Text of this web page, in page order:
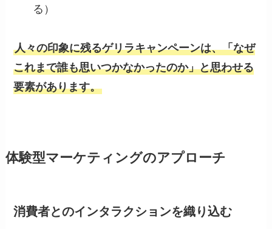
る）
人々の印象に残るゲリラキャンペーンは、「なぜ
これまで誰も思いつかなかったのか」と思わせる
要素があります。
体験型マーケティングのアプローチ
消費者とのインタラクションを織り込む